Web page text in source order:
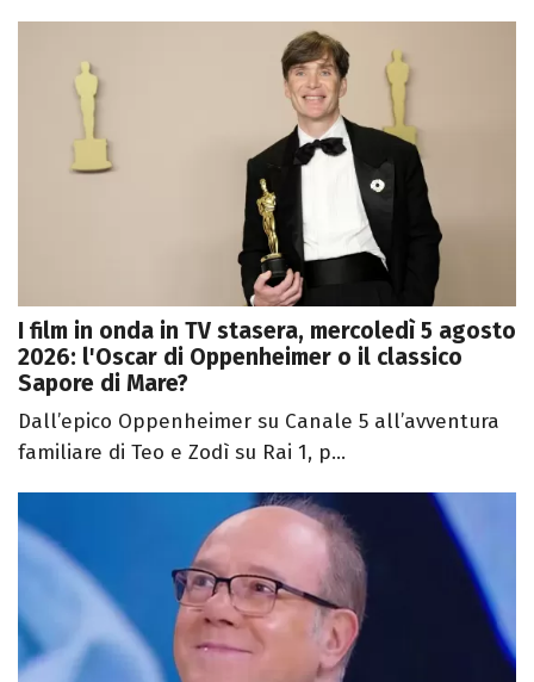
I film in onda in TV stasera, mercoledì 5 agosto
2026: l'Oscar di Oppenheimer o il classico
Sapore di Mare?
Dall’epico Oppenheimer su Canale 5 all’avventura
familiare di Teo e Zodì su Rai 1, p...